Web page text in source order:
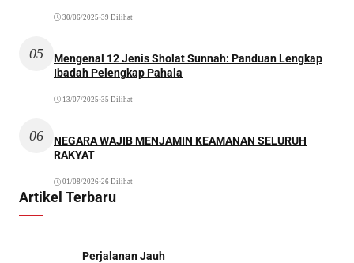
30/06/2025 •39 Dilihat
05
Mengenal 12 Jenis Sholat Sunnah: Panduan Lengkap
Ibadah Pelengkap Pahala
13/07/2025 •35 Dilihat
06
NEGARA WAJIB MENJAMIN KEAMANAN SELURUH
RAKYAT
01/08/2026•26 Dilihat
Artikel Terbaru
Perjalanan Jauh